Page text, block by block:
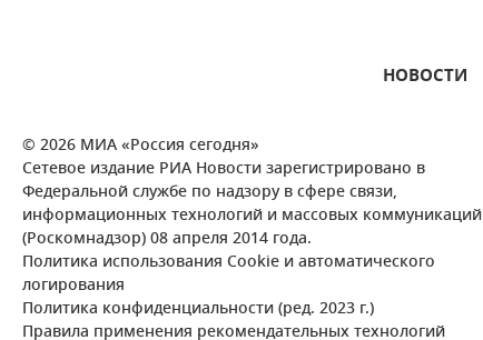
НОВОСТИ
© 2026 МИА «Россия сегодня»
Сетевое издание РИА Новости зарегистрировано в
Федеральной службе по надзору в сфере связи,
информационных технологий и массовых коммуникаций
(Роскомнадзор) 08 апреля 2014 года.
Политика использования Cookie и автоматического
логирования
Политика конфиденциальности (ред. 2023 г.)
Правила применения рекомендательных технологий